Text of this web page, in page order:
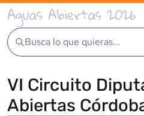
Aguas Abiertas 2026
Busca lo que quieras...
VI Circuito
Abiertas